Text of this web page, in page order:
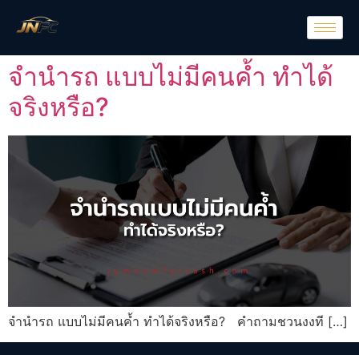
จำนำรถ แบบไม่มีคนค้ำ ทำได้
จริงหรือ?
จำนำรถ แบบไม่มีคนค้ำ ทำได้จริงหรือ? คำถามชวนงงที […]